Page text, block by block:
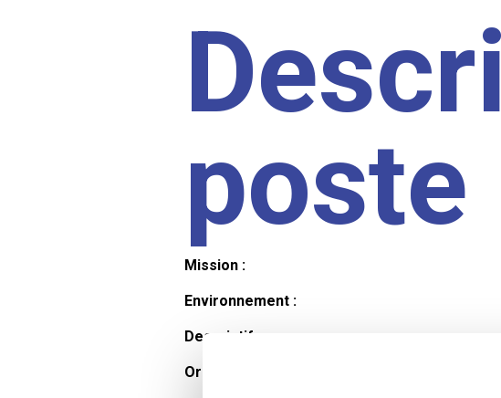
poste
Mission :
Environnement :
Descriptif :
Organisation et horaires :